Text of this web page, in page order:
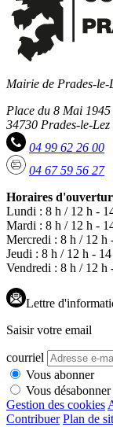
Mairie de Prades-le-
Place du 8 Mai 1945
34730 Prades-le-Lez
04 99 62 26 00
04 67 59 56 27
Horaires
Lundi : 8 h / 12 h -
Mardi : 8 h / 12 h -
Mercredi : 8 h / 12 h
Jeudi : 8 h / 12 h -
Vendredi : 8 h / 12 h
Lettre
Saisir votre email
courriel
Vous abonner
Vous désabonner
Gestion des cookies
Contribuer Plan de